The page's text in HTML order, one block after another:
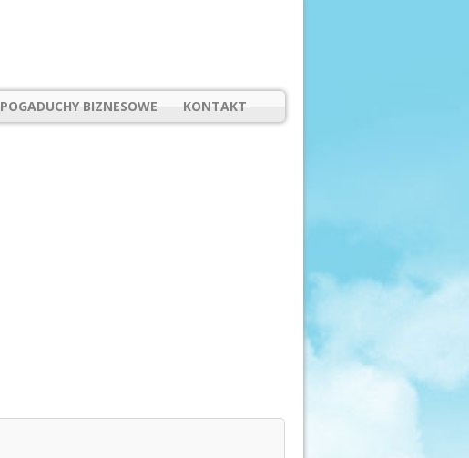
POGADUCHY BIZNESOWE KONTAKT